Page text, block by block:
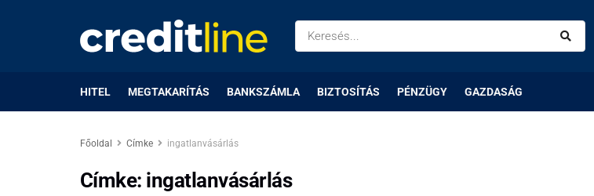
HITEL MEGTAKARÍTÁS BANKSZÁMLA BIZTOSÍTÁS PÉNZÜGY GAZDASÁG
Főoldal Címke ingatlanvásárlás
Címke: ingatlanvásárlás